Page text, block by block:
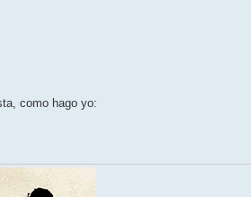
como hago yo: